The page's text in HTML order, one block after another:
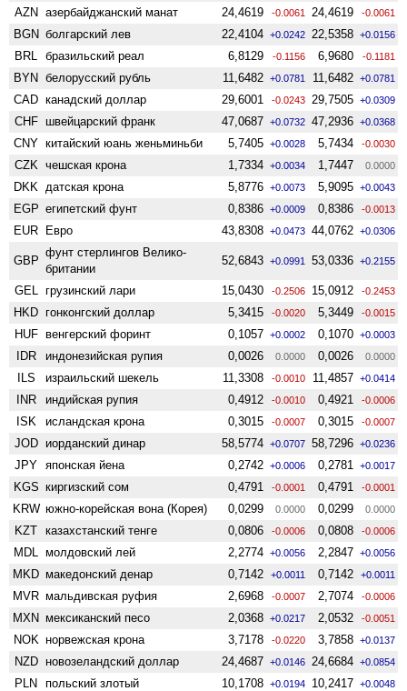
AZN азербайджанский манат 24,4619 -0.0061 24,4619 -0.0061
BGN болгарский лев 22,4104 +0.0242 22,5358 +0.0156
BRL бразильский реал 6,8129 -0.1156 6,9680 -0.1181
BYN белорусский рубль 11,6482 +0.0781 11,6482 +0.0781
CAD канадский доллар 29,6001 -0.0243 29,7505 +0.0309
CHF швейцарский франк 47,0687 +0.0732 47,2936 +0.0368
CNY китайский юань женьминьби 5,7405 +0.0028 5,7434 -0.0030
CZK чешская крона 1,7334 +0.0034 1,7447 0.0000
DKK датская крона 5,8776 +0.0073 5,9095 +0.0043
EGP египетский фунт 0,8386 +0.0009 0,8386 -0.0013
EUR Евро 43,8308 +0.0473 44,0762 +0.0306
GBP
фунт стерлингов Велико­
британии
52,6843 +0.0991 53,0336 +0.2155
GEL грузинский лари 15,0430 -0.2506 15,0912 -0.2453
HKD гонконгский доллар 5,3415 -0.0020 5,3449 -0.0015
HUF венгерский форинт 0,1057 +0.0002 0,1070 +0.0003
IDR индонезийская рупия 0,0026 0.0000 0,0026 0.0000
ILS израильский шекель 11,3308 -0.0010 11,4857 +0.0414
INR индийская рупия 0,4912 -0.0010 0,4921 -0.0006
ISK исландская крона 0,3015 -0.0007 0,3015 -0.0007
JOD иорданский динар 58,5774 +0.0707 58,7296 +0.0236
JPY японская йена 0,2742 +0.0006 0,2781 +0.0017
KGS киргизский сом 0,4791 -0.0001 0,4791 -0.0001
KRW южно-корейская вона (Корея) 0,0299 0.0000 0,0299 0.0000
KZT казахстанский тенге 0,0806 -0.0006 0,0808 -0.0006
MDL молдовский лей 2,2774 +0.0056 2,2847 +0.0056
MKD македонский денар 0,7142 +0.0011 0,7142 +0.0011
MVR мальдивская руфия 2,6968 -0.0007 2,7074 -0.0006
MXN мексиканский песо 2,0368 +0.0217 2,0532 -0.0051
NOK норвежская крона 3,7178 -0.0220 3,7858 +0.0137
NZD ново­зеландский доллар 24,4687 +0.0146 24,6684 +0.0854
PLN польский злотый 10,1708 +0.0194 10,2417 +0.0048